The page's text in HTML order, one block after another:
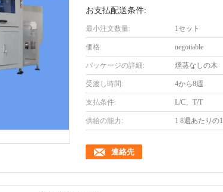
お支払配送条件:
最小注文数量: 1セット
価格: negotiable
パッケージの詳細: 燻蒸なしの木
受渡し時間: 4から8週
支払条件: L/C、T/T
供給の能力: 1 8週あたりの
連絡先